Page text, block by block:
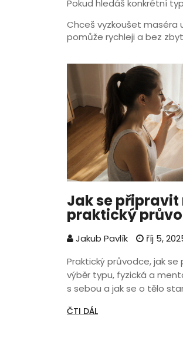
Pokud hledáš konkrétní
Chceš vyzkoušet maséra
pomůže rychleji a bez
Jak se
praktický
Jakub Pavlík
říj 5,
Praktický průvodce, jak
výběr typu, fyzická a
s sebou a jak se o tělo
ČTI DÁL